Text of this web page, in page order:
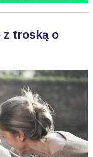
z troską o